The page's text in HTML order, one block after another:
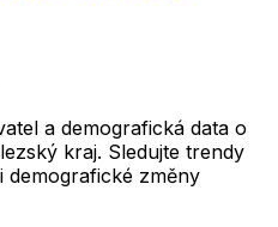
a demografická data o
kraj. Sledujte trendy
demografické změny